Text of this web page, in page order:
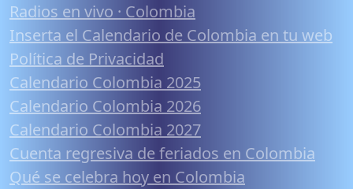
Radios en vivo · Colombia
Inserta el Calendario de Colombia en tu web
Política de Privacidad
Calendario Colombia 2025
Calendario Colombia 2026
Calendario Colombia 2027
Cuenta regresiva de feriados en Colombia
Qué se celebra hoy en Colombia